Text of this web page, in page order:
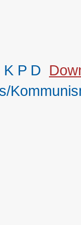
K P D